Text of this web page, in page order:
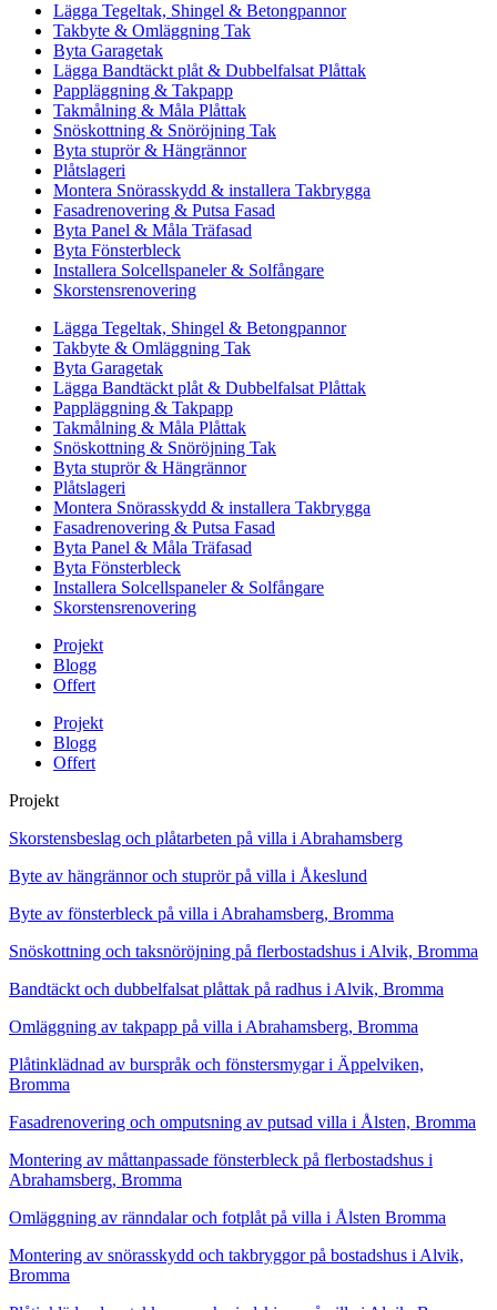
Lägga Tegeltak, Shingel & Betongpannor
Takbyte & Omläggning Tak
Byta Garagetak
Lägga Bandtäckt plåt & Dubbelfalsat Plåttak
Pappläggning & Takpapp
Takmålning & Måla Plåttak
Snöskottning & Snöröjning Tak
Byta stuprör & Hängrännor
Plåtslageri
Montera Snörasskydd & installera Takbrygga
Fasadrenovering & Putsa Fasad
Byta Panel & Måla Träfasad
Byta Fönsterbleck
Installera Solcellspaneler & Solfångare
Skorstensrenovering
Lägga Tegeltak, Shingel & Betongpannor
Takbyte & Omläggning Tak
Byta Garagetak
Lägga Bandtäckt plåt & Dubbelfalsat Plåttak
Pappläggning & Takpapp
Takmålning & Måla Plåttak
Snöskottning & Snöröjning Tak
Byta stuprör & Hängrännor
Plåtslageri
Montera Snörasskydd & installera Takbrygga
Fasadrenovering & Putsa Fasad
Byta Panel & Måla Träfasad
Byta Fönsterbleck
Installera Solcellspaneler & Solfångare
Skorstensrenovering
Projekt
Blogg
Offert
Projekt
Blogg
Offert
Projekt
Skorstensbeslag och plåtarbeten på villa i Abrahamsberg
Byte av hängrännor och stuprör på villa i Åkeslund
Byte av fönsterbleck på villa i Abrahamsberg, Bromma
Snöskottning och taksnöröjning på flerbostadshus i Alvik, Bromma
Bandtäckt och dubbelfalsat plåttak på radhus i Alvik, Bromma
Omläggning av takpapp på villa i Abrahamsberg, Bromma
Plåtinklädnad av burspråk och fönstersmygar i Äppelviken,
Bromma
Fasadrenovering och omputsning av putsad villa i Ålsten, Bromma
Montering av måttanpassade fönsterbleck på flerbostadshus i
Abrahamsberg, Bromma
Omläggning av ränndalar och fotplåt på villa i Ålsten Bromma
Montering av snörasskydd och takbryggor på bostadshus i Alvik,
Bromma